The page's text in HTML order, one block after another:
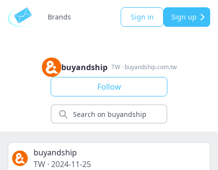
Brands Sign in Sign up
buyandship TW· buyandship.com.tw
Follow
buyandship
TW · 2024-11-25